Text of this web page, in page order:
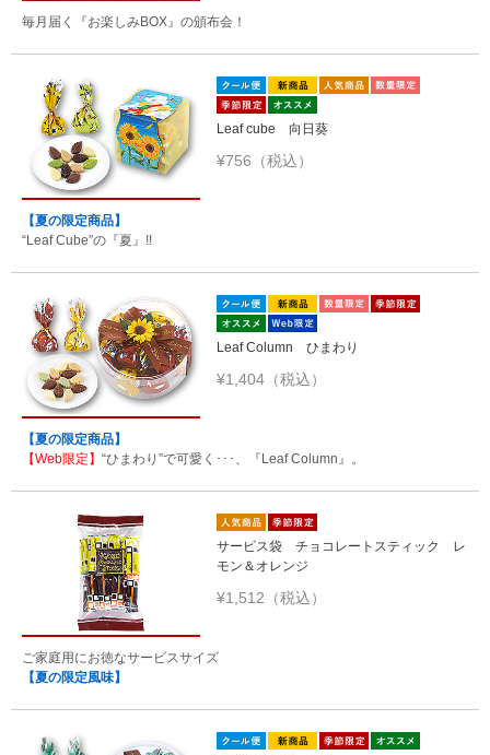
毎月届く『お楽しみBOX』の頒布会！
Leaf cube 向日葵
¥756（税込）
【夏の限定商品】
“Leaf Cube”の『夏』!!
Leaf Column ひまわり
¥1,404（税込）
【夏の限定商品】
【Web限定】 “ひまわり”で可愛く･･･、『Leaf Column』。
サービス袋 チョコレートスティック レ
モン＆オレンジ
¥1,512（税込）
ご家庭用にお徳なサービスサイズ
【夏の限定風味】